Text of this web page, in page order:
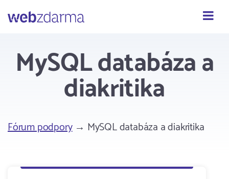
Webzdarma
MySQL databáza a
diakritika
Fórum podpory→ MySQL databáza a diakritika